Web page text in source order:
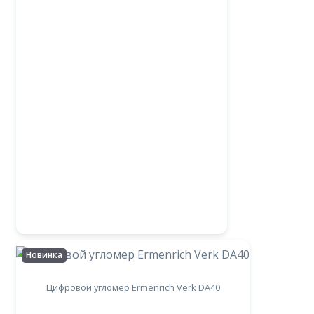
Новинка
Цифровой угломер Ermenrich Verk DA40